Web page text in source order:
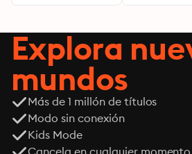
Explora
mundos
Más de 1 millón de títulos
Modo sin conexión
Kids Mode
Cancela en cualquier momento